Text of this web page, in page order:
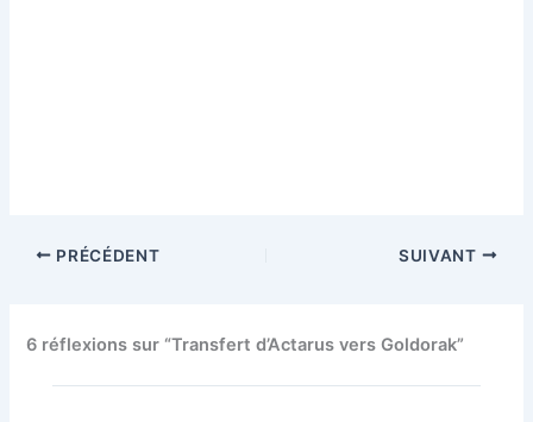
PRÉCÉDENT SUIVANT
6 réflexions sur “Transfert d’Actarus vers Goldorak”